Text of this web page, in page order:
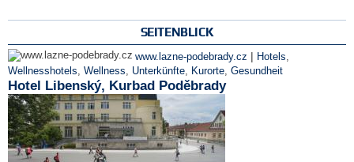
SEITENBLICK
www.lazne-podebrady.cz | Hotels,
Wellnesshotels, Wellness, Unterkünfte, Kurorte, Gesundheit
Hotel Libenský, Kurbad Poděbrady